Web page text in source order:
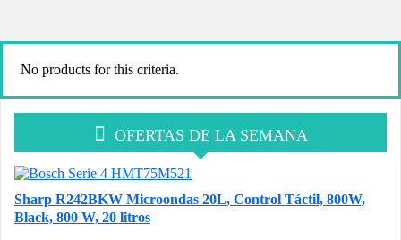
No products for this criteria.
OFERTAS DE LA SEMANA
Sharp R242BKW Microondas 20L, Control Táctil, 800W,
Black, 800 W, 20 litros